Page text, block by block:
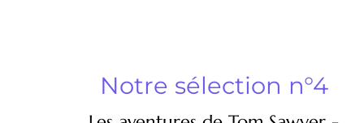
Notre sélection n°4